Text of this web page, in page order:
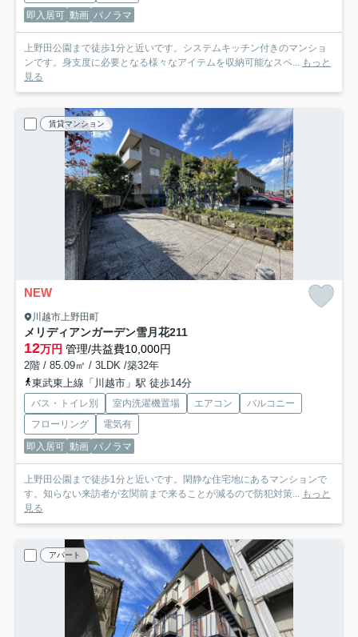
即入居可 動画 パノラマ
上野田公園まで徒歩1分と近いです。システムキッチン付きのマンショ
ンです。身支度に必要となる様々なアイテムを収納可能なスペ... もっと
見る
賃貸マンション
NEW
川越市上野田町
メリディアンガーデン雪月花211
12万円 管理/共益費10,000円
2階 / 85.09㎡ / 3LDK /築32年
東武東上線「川越市」駅 徒歩14分
バス・トイレ別 室内洗濯機置場 エアコン
バルコニー
フローリング
電気有
即入居可 動画 パノラマ
上野田公園まで徒歩1分と近いです。閑静な住宅地にあるマンションで
す。知らない来訪者が玄関前まで来ることが減るので防犯対策... もっと
見る
アパート